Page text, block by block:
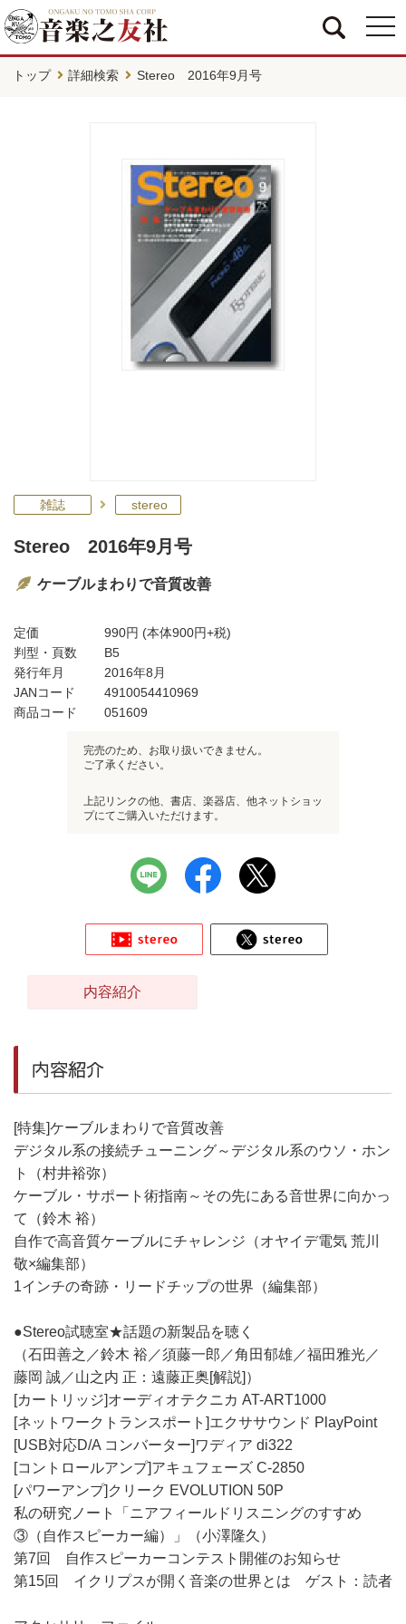
トップ 詳細検索 Stereo 2016年9月号
雑誌 stereo
Stereo 2016年9月号
ケーブルまわりで音質改善
定価 990円 (本体900円+税)
判型・頁数
B5
発行年月
2016年8月
JANコード
4910054410969
商品コード
051609
完売のため、お取り扱いできません。
ご了承ください。
上記リンクの他、書店、楽器店、他ネットショッ
プにてご購入いただけます。
内容紹介
内容紹介
[特集]ケーブルまわりで音質改善
デジタル系の接続チューニング～デジタル系のウソ・ホン
ト（村井裕弥）
ケーブル・サポート術指南～その先にある音世界に向かっ
て（鈴木 裕）
自作で高音質ケーブルにチャレンジ（オヤイデ電気 荒川
敬×編集部）
1インチの奇跡・リードチップの世界（編集部）
●Stereo試聴室★話題の新製品を聴く
（石田善之／鈴木 裕／須藤一郎／角田郁雄／福田雅光／
藤岡 誠／山之内 正：遠藤正奥[解説]）
[カートリッジ]オーディオテクニカ AT-ART1000
[ネットワークトランスポート]エクササウンド PlayPoint
[USB対応D/A コンバーター]ワディア di322
[コントロールアンプ]アキュフェーズ C-2850
[パワーアンプ]クリーク EVOLUTION 50P
私の研究ノート「ニアフィールドリスニングのすすめ
③（自作スピーカー編）」（小澤隆久）
第7回 自作スピーカーコンテスト開催のお知らせ
第15回 イクリプスが開く音楽の世界とは ゲスト：読者